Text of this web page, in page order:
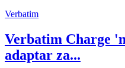
Verbatim
Verbatim Charge
adaptar za...